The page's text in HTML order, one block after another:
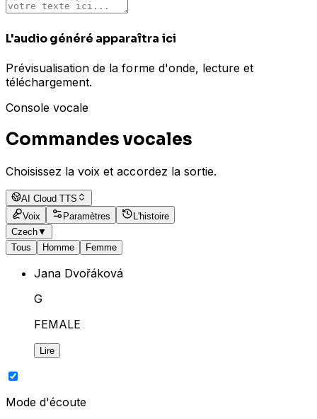
L'audio généré apparaîtra ici
Prévisualisation de la forme d'onde, lecture et
téléchargement.
Console vocale
Commandes vocales
Choisissez la voix et accordez la sortie.
AI Cloud TTS
Voix
Paramètres
L'histoire
Czech▼
Tous
Homme Femme
Jana Dvořáková
G
FEMALE
Lire
Mode d'écoute